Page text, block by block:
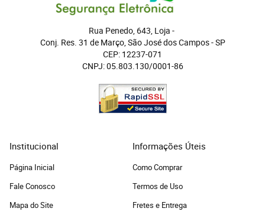
Rua Penedo, 643, Loja -
Conj. Res. 31 de Março, São José dos Campos - SP
CEP: 12237-071
CNPJ: 05.803.130/0001-86
Institucional
Página Inicial
Fale Conosco
Mapa do Site
Informações Úteis
Como Comprar
Termos de Uso
Fretes e Entrega